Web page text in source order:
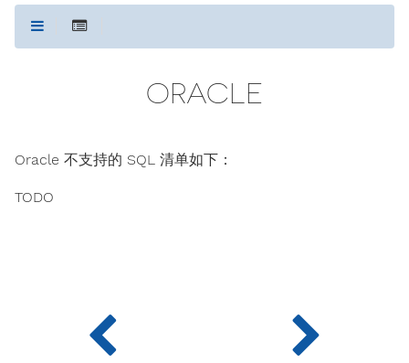
ORACLE
Oracle 不支持的 SQL 清单如下：
TODO